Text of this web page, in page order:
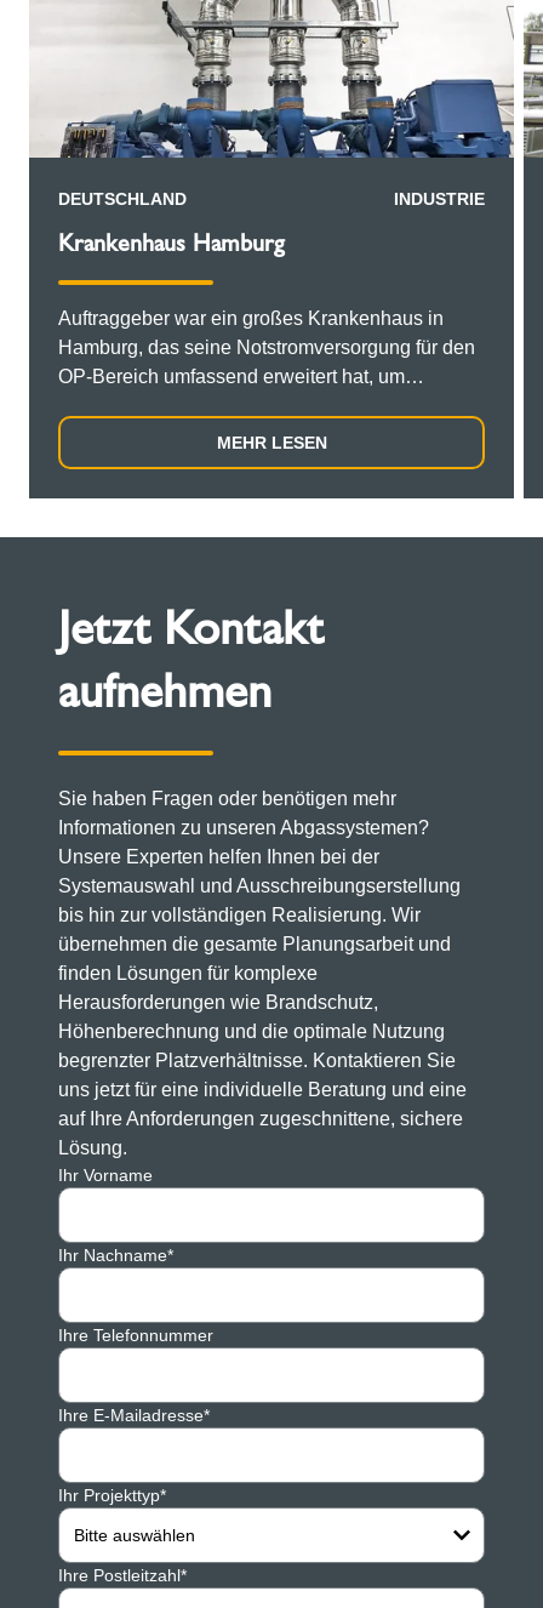
DEUTSCHLAND INDUSTRIE
Krankenhaus Hamburg
Auftraggeber war ein großes Krankenhaus in
Hamburg, das seine Notstromversorgung für den
OP-Bereich umfassend erweitert hat, um
auch bei einem Stromausfall mit ausreichend
Energiekapazität störungsfrei fortgesetzt werden
Schallschutzkonzept.
MEHR LESEN
Jetzt Kontakt
aufnehmen
Sie haben Fragen oder benötigen mehr
Informationen zu unseren Abgassystemen?
Unsere Experten helfen Ihnen bei der
Systemauswahl und Ausschreibungserstellung
bis hin zur vollständigen Realisierung. Wir
übernehmen die gesamte Planungsarbeit und
finden Lösungen für komplexe
Herausforderungen wie Brandschutz,
Höhenberechnung und die optimale Nutzung
begrenzter Platzverhältnisse. Kontaktieren Sie
uns jetzt für eine individuelle Beratung und eine
auf Ihre Anforderungen zugeschnittene, sichere
Lösung.
Ihr Vorname
Ihr Nachname*
Ihre Telefonnummer
Ihre E-Mailadresse*
Ihr Projekttyp*
Bitte auswählen
Ihre Postleitzahl*